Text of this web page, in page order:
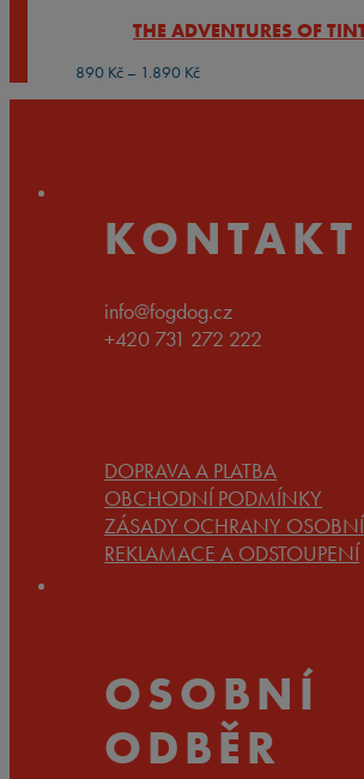
až
THE ADVENTURES OF
890 Kč – 1.890 KčRozpětí
KONTAKT
info@fogdog.cz
+420 731 272 222
DOPRAVA A PLATBA
OBCHODNÍ PODMÍNKY
ZÁSADY OCHRANY
REKLAMACE A ODSTOUPENÍ
OSOBNÍ
ODBĚR